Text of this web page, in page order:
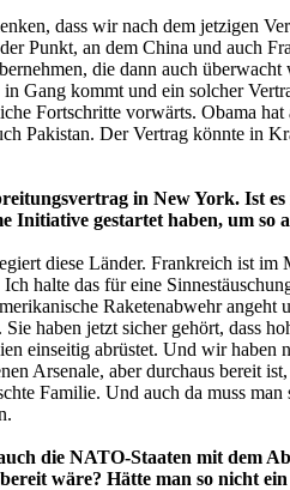
dass wir nach dem jetzigen
Punkt, an dem China und auch
die dann auch
Gang kommt und ein solcher
Fortschritte vorwärts. Obama
Pakistan. Der Vertrag könnte in
in New York. Ist
gestartet haben, um so
diese Länder. Frankreich ist
halte das für eine
Raketenabwehr
haben jetzt sicher gehört, dass
einseitig abrüstet. Und wir
Arsenale, aber durchaus bereit
Familie. Und auch da muss
die NATO-Staaten mit dem
wäre? Hätte man so nicht